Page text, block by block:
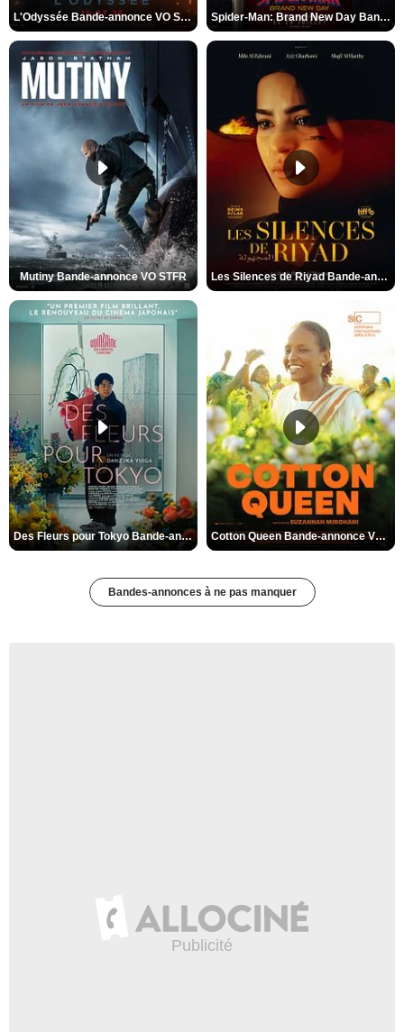
L'Odyssée Bande-annonce VO STFR Spider-Man: Brand New Day Bande-annonce VO STFR
Mutiny Bande-annonce VO STFR Les Silences de Riyad Bande-annonce VO STFR
Des Fleurs pour Tokyo Bande-annonce VO STFR Cotton Queen Bande-annonce VO STFR
Bandes-annonces à ne pas manquer